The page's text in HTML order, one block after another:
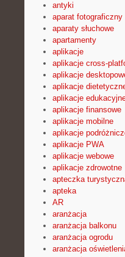
antyki
aparat fotograficzny
aparaty słuchowe
apartamenty
aplikacje
aplikacje cross-
aplikacje
aplikacje
aplikacje
aplikacje finansowe
aplikacje mobilne
aplikacje
aplikacje PWA
aplikacje webowe
aplikacje zdrowotne
apteczka
apteka
AR
aranżacja
aranżacja balkonu
aranżacja ogrodu
aranżacja